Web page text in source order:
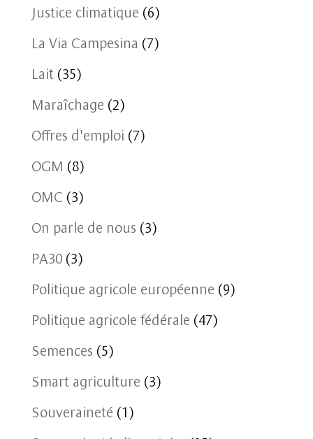
Justice climatique (6)
La Via Campesina (7)
Lait (35)
Maraîchage (2)
Offres d'emploi (7)
OGM (8)
OMC (3)
On parle de nous (3)
PA30(3)
Politique agricole européenne (9)
Politique agricole fédérale (47)
Semences (5)
Smart agriculture (3)
Souveraineté (1)